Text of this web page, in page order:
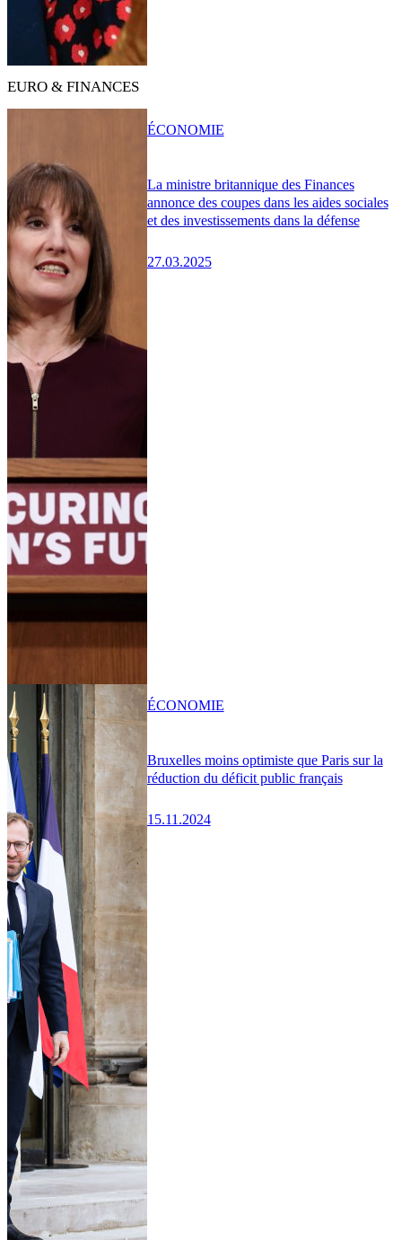
EURO & FINANCES
La ministre britannique des Finances
annonce des coupes dans les aides sociales
et des investissements dans la défense
27.03.2025
ÉCONOMIE
Bruxelles moins optimiste que Paris sur la
réduction du déficit public français
15.11.2024
ÉCONOMIE